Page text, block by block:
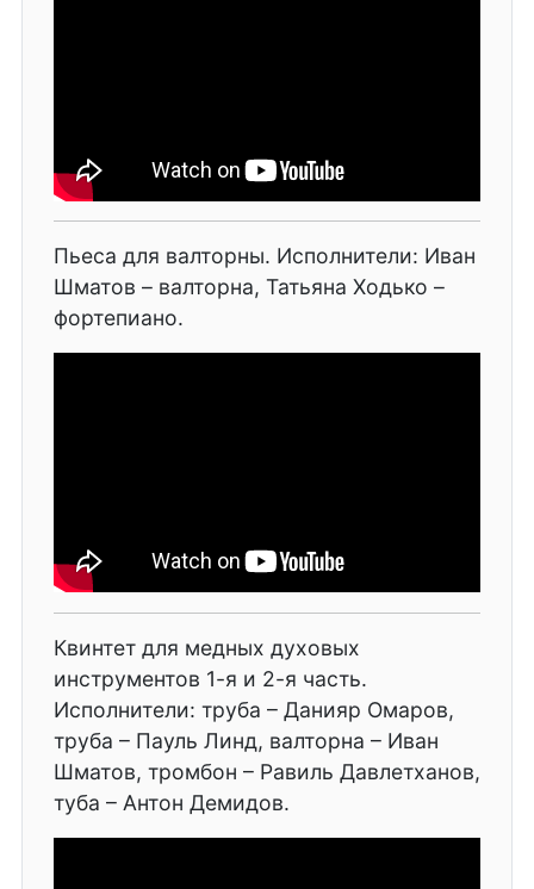
Пьеса для валторны. Исполнители: Иван
Шматов – валторна, Татьяна Ходько –
фортепиано.
Квинтет для медных духовых
инструментов 1-я и 2-я часть.
Исполнители: труба – Данияр Омаров,
труба – Пауль Линд, валторна – Иван
Шматов, тромбон – Равиль Давлетханов,
туба – Антон Демидов.